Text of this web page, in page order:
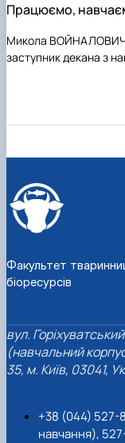
Працюємо,
Микола
заступник декана з
Факультет
біоресурсів
вул.
(навчальний
35, м. Київ, 03041,
+38 (044)
навчання),